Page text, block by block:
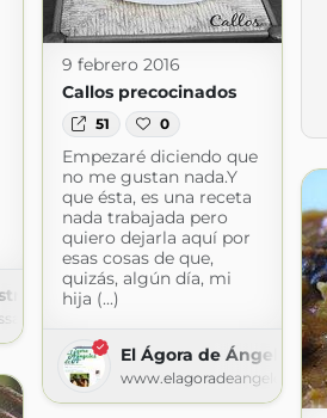
9 febrero 2016
Callos precocinados
51 0
Empezaré diciendo que
no me gustan nada.Y
que ésta, es una receta
nada trabajada pero
quiero dejarla aquí por
esas cosas de que,
quizás, algún día, mi
hija (...)
El Ágora de Ángeles
www.elagoradeangeles.com